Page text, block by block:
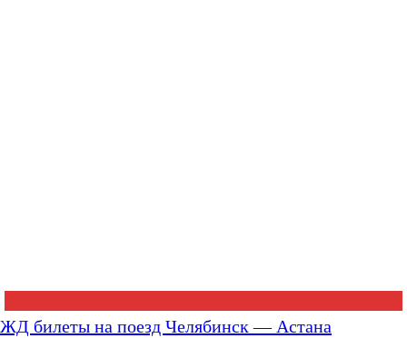
ЖД билеты на поезд Челябинск — Астана